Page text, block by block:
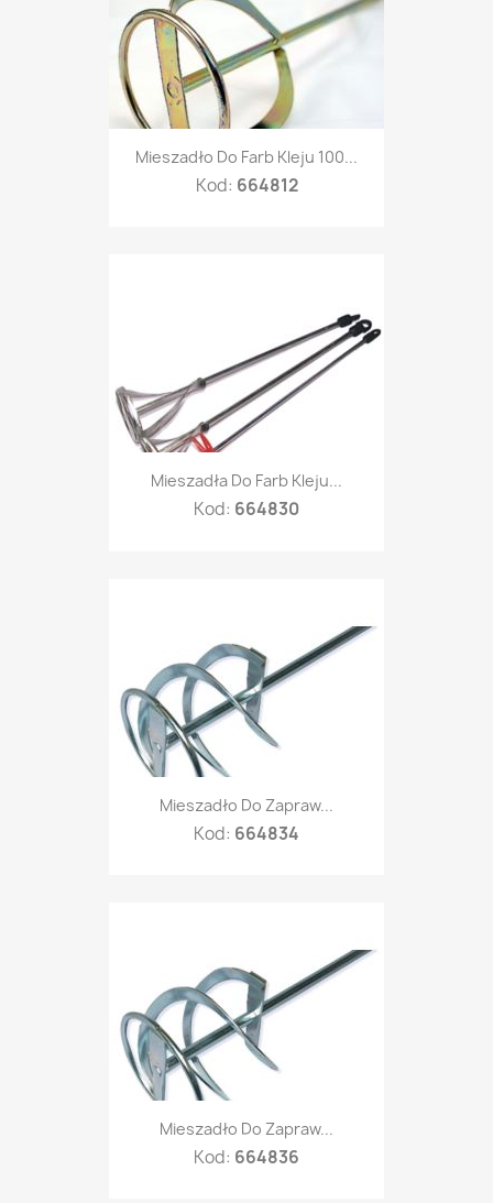
Mieszadło Do Farb Kleju 100...
Kod: 664812
Mieszadła Do Farb Kleju...
Kod: 664830
Mieszadło Do Zapraw...
Kod: 664834
Mieszadło Do Zapraw...
Kod: 664836